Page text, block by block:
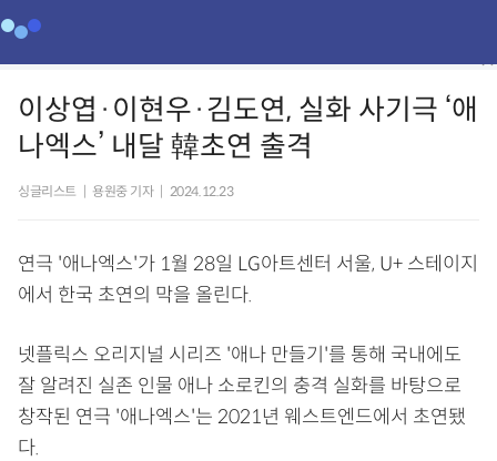
이상엽·이현우·김도연, 실화 사기극 ‘애
나엑스’ 내달 韓초연 출격
싱글리스트 용원중 기자 2024.12.23
연극 '애나엑스'가 1월 28일 LG아트센터 서울, U+ 스테이지
에서 한국 초연의 막을 올린다.
넷플릭스 오리지널 시리즈 '애나 만들기'를 통해 국내에도
잘 알려진 실존 인물 애나 소로킨의 충격 실화를 바탕으로
창작된 연극 '애나엑스'는 2021년 웨스트엔드에서 초연됐
다.